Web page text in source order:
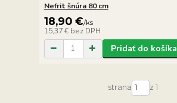
Nefrit šnúra 80 cm
18,90 €/ks
15,37 € bez DPH
Pridať do košíka
strana z 1